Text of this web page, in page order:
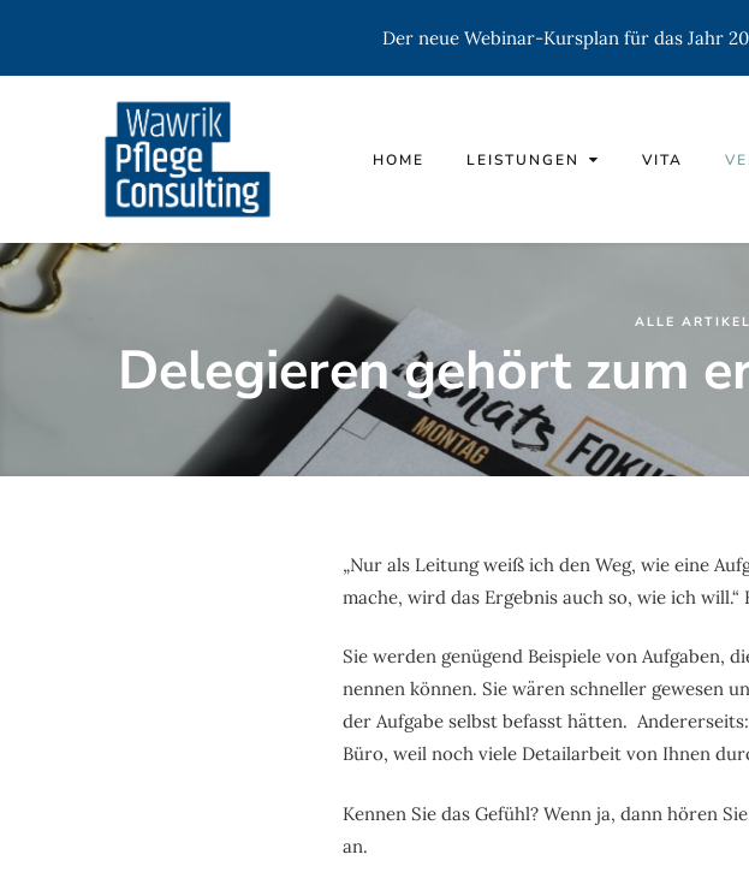
HOME LEISTUNGEN VITA
ALLE ARTIKEL
Delegieren gehört zum
„Nur als Leitung weiß ich den Weg, wie eine
mache, wird das Ergebnis auch so, wie ich
Sie werden genügend Beispiele von Aufgaben,
nennen können. Sie wären schneller gewesen
der Aufgabe selbst befasst hätten.
Büro, weil noch viele Detailarbeit von Ihnen
Kennen Sie das Gefühl? Wenn ja, dann hören
an.
Der neue Webinar-Kursplan für das Jahr